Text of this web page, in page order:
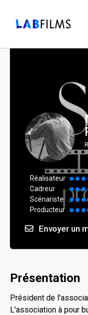
Réalisateur
Cadreur
Scénariste
Producteur
Envoyer un
Présentation
Président de
L'association à pour